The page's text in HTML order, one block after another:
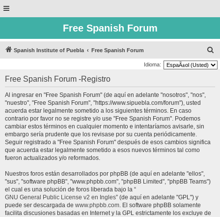
Free Spanish Forum
Spanish Institute of Puebla Free Spanish Forum
u
Idioma:
Free Spanish Forum -Registro
Al ingresar en "Free Spanish Forum" (de aquí en adelante "nosotros", "nos",
"nuestro", "Free Spanish Forum", "https://www.sipuebla.com/forum"), usted
acuerda estar legalmente sometido a los siguientes términos. En caso
contrario por favor no se registre y/o use "Free Spanish Forum". Podemos
cambiar estos términos en cualquier momento e intentaríamos avisarle, sin
embargo sería prudente que los revisase por su cuenta periódicamente.
Seguir registrado a "Free Spanish Forum" después de esos cambios significa
que acuerda estar legalmente sometido a esos nuevos términos tal como
fueron actualizados y/o reformados.
Nuestros foros están desarrollados por phpBB (de aquí en adelante "ellos",
"sus", "software phpBB", "www.phpbb.com", "phpBB Limited", "phpBB Teams")
el cual es una solución de foros liberada bajo la “
GNU General Public License v2 en Ingles” (de aquí en adelante "GPL") y
puede ser descargada de www.phpbb.com. El software phpBB solamente
facilita discusiones basadas en Internet y la GPL estrictamente los excluye de